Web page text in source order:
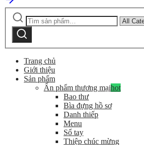
Tìm
kiếm:
Narrow
by
Tìm
kiếm
Trang chủ
Giới thiệu
Sản phẩm
Ấn phẩm thương mạihot
Bao thư
Bìa đựng hồ sơ
Danh thiếp
Menu
Sổ tay
Thiệp chúc mừng